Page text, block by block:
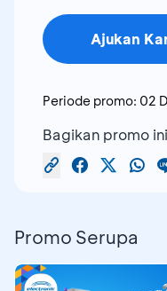
Ajukan
Periode promo: 02
Bagikan promo ini
Promo Serupa